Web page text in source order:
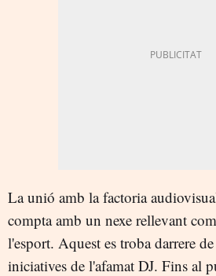
La unió amb la factoria
compta amb un nexe rellevant
l'esport. Aquest es troba darrere
iniciatives de l'afamat DJ. Fins al